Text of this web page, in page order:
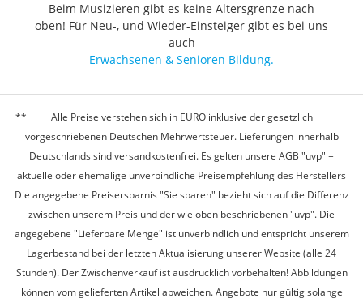
Beim Musizieren gibt es keine Altersgrenze nach
oben! Für Neu-, und Wieder-Einsteiger gibt es bei uns
auch
Erwachsenen & Senioren Bildung.
Alle Preise verstehen sich in EURO inklusive der gesetzlich
vorgeschriebenen Deutschen Mehrwertsteuer. Lieferungen innerhalb
Deutschlands sind versandkostenfrei. Es gelten unsere AGB "uvp" =
aktuelle oder ehemalige unverbindliche Preisempfehlung des Herstellers
Die angegebene Preisersparnis "Sie sparen" bezieht sich auf die Differenz
zwischen unserem Preis und der wie oben beschriebenen "uvp". Die
angegebene "Lieferbare Menge" ist unverbindlich und entspricht unserem
Lagerbestand bei der letzten Aktualisierung unserer Website (alle 24
Stunden). Der Zwischenverkauf ist ausdrücklich vorbehalten! Abbildungen
können vom gelieferten Artikel abweichen. Angebote nur gültig solange